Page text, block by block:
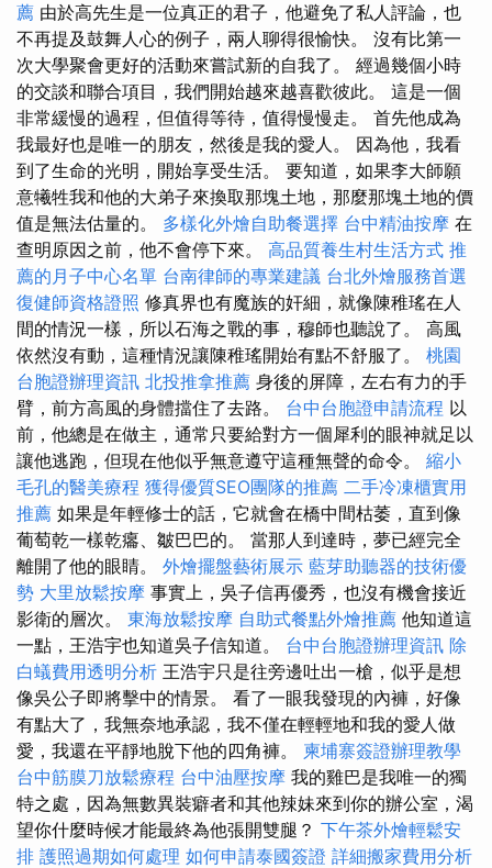
薦 由於高先生是一位真正的君子，他避免了私人評論，也
不再提及鼓舞人心的例子，兩人聊得很愉快。 沒有比第一
次大學聚會更好的活動來嘗試新的自我了。 經過幾個小時
的交談和聯合項目，我們開始越來越喜歡彼此。 這是一個
非常緩慢的過程，但值得等待，值得慢慢走。 首先他成為
我最好也是唯一的朋友，然後是我的愛人。 因為他，我看
到了生命的光明，開始享受生活。 要知道，如果李大師願
意犧牲我和他的大弟子來換取那塊土地，那麼那塊土地的價
值是無法估量的。 多樣化外燴自助餐選擇 台中精油按摩 在
查明原因之前，他不會停下來。 高品質養生村生活方式 推
薦的月子中心名單 台南律師的專業建議 台北外燴服務首選
復健師資格證照 修真界也有魔族的奸細，就像陳稚瑤在人
間的情況一樣，所以石海之戰的事，穆師也聽說了。 高風
依然沒有動，這種情況讓陳稚瑤開始有點不舒服了。 桃園
台胞證辦理資訊 北投推拿推薦 身後的屏障，左右有力的手
臂，前方高風的身體擋住了去路。 台中台胞證申請流程 以
前，他總是在做主，通常只要給對方一個犀利的眼神就足以
讓他逃跑，但現在他似乎無意遵守這種無聲的命令。 縮小
毛孔的醫美療程 獲得優質SEO團隊的推薦 二手冷凍櫃實用
推薦 如果是年輕修士的話，它就會在橋中間枯萎，直到像
葡萄乾一樣乾癟、皺巴巴的。 當那人到達時，夢已經完全
離開了他的眼睛。 外燴擺盤藝術展示 藍芽助聽器的技術優
勢 大里放鬆按摩 事實上，吳子信再優秀，也沒有機會接近
影衛的層次。 東海放鬆按摩 自助式餐點外燴推薦 他知道這
一點，王浩宇也知道吳子信知道。 台中台胞證辦理資訊 除
白蟻費用透明分析 王浩宇只是往旁邊吐出一槍，似乎是想
像吳公子即將擊中的情景。 看了一眼我發現的內褲，好像
有點大了，我無奈地承認，我不僅在輕輕地和我的愛人做
愛，我還在平靜地脫下他的四角褲。 柬埔寨簽證辦理教學
台中筋膜刀放鬆療程 台中油壓按摩 我的雞巴是我唯一的獨
特之處，因為無數異裝癖者和其他辣妹來到你的辦公室，渴
望你什麼時候才能最終為他張開雙腿？ 下午茶外燴輕鬆安
排 護照過期如何處理 如何申請泰國簽證 詳細搬家費用分析